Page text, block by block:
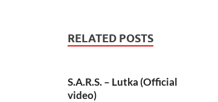
RELATED POSTS
S.A.R.S. – Lutka (Official
video)